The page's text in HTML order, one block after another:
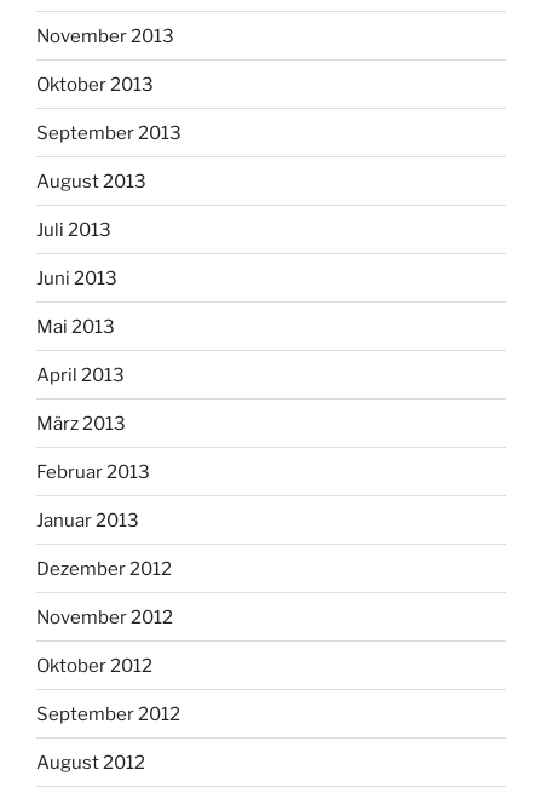
November 2013
Oktober 2013
September 2013
August 2013
Juli 2013
Juni 2013
Mai 2013
April 2013
März 2013
Februar 2013
Januar 2013
Dezember 2012
November 2012
Oktober 2012
September 2012
August 2012